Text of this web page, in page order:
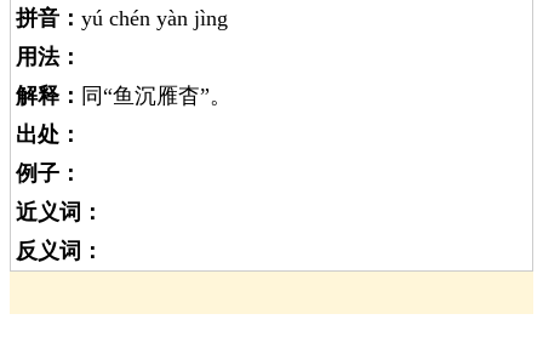
拼音： yú chén yàn jìng
用法：
解释： 同“鱼沉雁杳”。
出处：
例子：
近义词：
反义词：